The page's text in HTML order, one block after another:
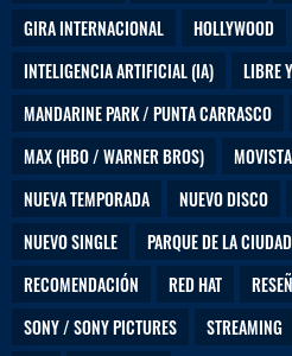
GIRA INTERNACIONAL
HOLLYWOOD
INTELIGENCIA ARTIFICIAL (IA)
LIBRE
MANDARINE PARK / PUNTA CARRASCO
MAX (HBO / WARNER BROS)
NUEVA TEMPORADA
NUEVO DISCO
NUEVO SINGLE
PARQUE DE LA CIUDAD
RECOMENDACIÓN
RED HAT
SONY / SONY PICTURES
STREAMING